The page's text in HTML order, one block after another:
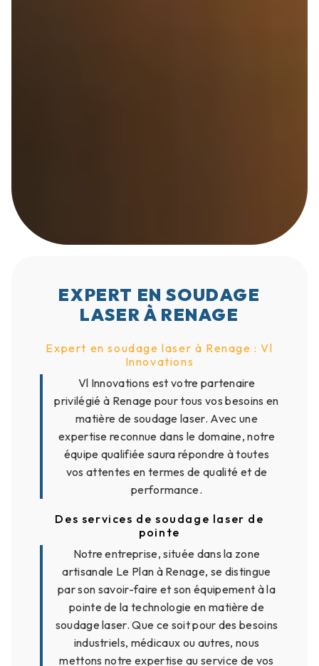
EXPERT EN SOUDAGE
LASER À RENAGE
Expert en soudage laser à Renage : Vl
Innovations
Vl Innovations est votre partenaire
privilégié à Renage pour tous vos besoins en
matière de soudage laser. Avec une
expertise reconnue dans le domaine, notre
équipe qualifiée saura répondre à toutes
vos attentes en termes de qualité et de
performance.
Des services de soudage laser de
pointe
Notre entreprise, située dans la zone
artisanale Le Plan à Renage, se distingue
par son savoir-faire et son équipement à la
pointe de la technologie en matière de
soudage laser. Que ce soit pour des besoins
industriels, médicaux ou autres, nous
mettons notre expertise au service de vos